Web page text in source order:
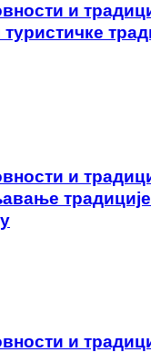
и
туристичке
и
и